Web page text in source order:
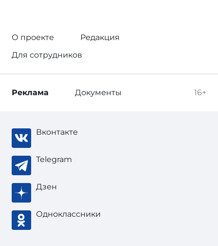
О проекте
Редакция
Для сотрудников
16+
Реклама Документы
Вконтакте
Telegram
Дзен
Одноклассники